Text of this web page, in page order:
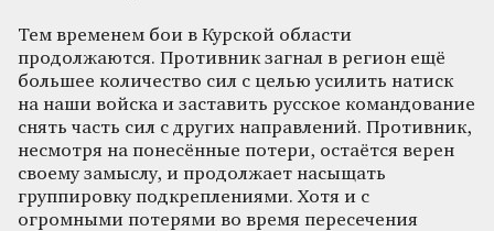
Тем временем бои в Курской области
продолжаются. Противник загнал в регион ещё
большее количество сил с целью усилить натиск
на наши войска и заставить русское командование
снять часть сил с других направлений. Противник,
несмотря на понесённые потери, остаётся верен
своему замыслу, и продолжает насыщать
группировку подкреплениями. Хотя и с
огромными потерями во время пересечения